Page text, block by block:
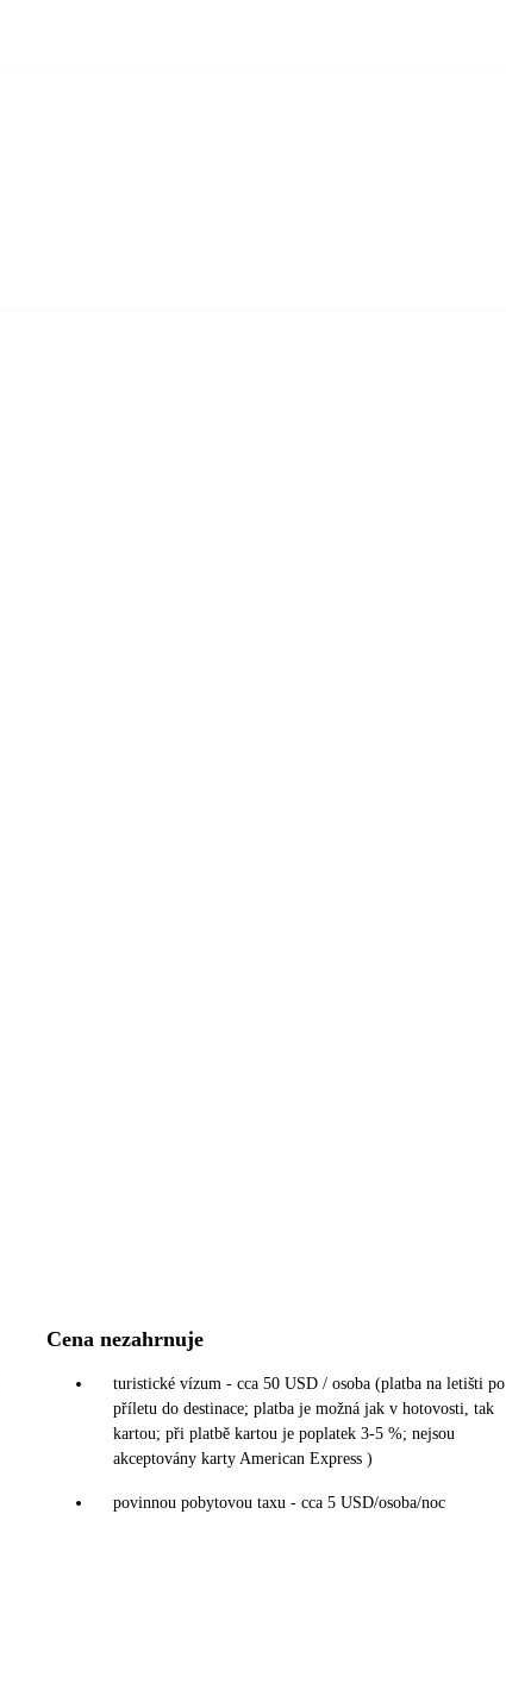
Cena nezahrnuje
turistické vízum - cca 50 USD / osoba (platba na letišti po
příletu do destinace; platba je možná jak v hotovosti, tak
kartou; při platbě kartou je poplatek 3-5 %; nejsou
akceptovány karty American Express )
povinnou pobytovou taxu - cca 5 USD/osoba/noc